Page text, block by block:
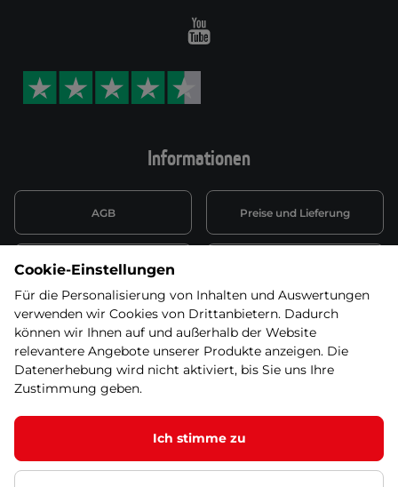
Informationen
AGB Preise und Lieferung
Datenschutzerklärung
Wiederufsbelehrung mit Link
zum Formular
Batterieentsorgung
Informationen zu Elektro-
und Elektonikgeräten
Widerruf erklären
Youtube
Cookie-Einstellungen
Für die Personalisierung von Inhalten und Auswertungen
verwenden wir Cookies von Drittanbietern. Dadurch
können wir Ihnen auf und außerhalb der Website
relevantere Angebote unserer Produkte anzeigen. Die
Datenerhebung wird nicht aktiviert, bis Sie uns Ihre
Zustimmung geben.
Ich stimme zu